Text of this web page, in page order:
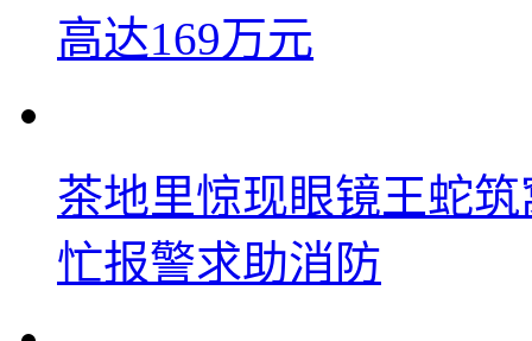
高达169万元
茶地里惊现眼镜王蛇
忙报警求助消防